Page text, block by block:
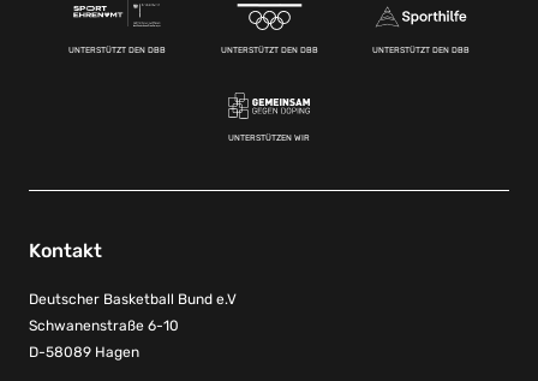
UNTERSTÜTZT DEN DBB UNTERSTÜTZT DEN DBB UNTERSTÜTZT DEN DBB
UNTERSTÜTZEN WIR
Kontakt
Deutscher Basketball Bund e.V
Schwanenstraße 6-10
D-58089 Hagen